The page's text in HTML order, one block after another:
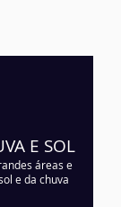
E SOL
áreas e
e da chuva